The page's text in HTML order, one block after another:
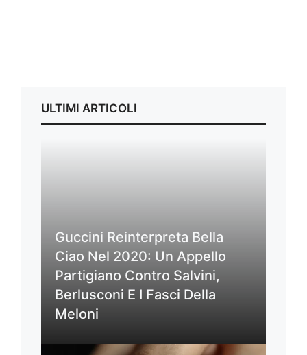
ULTIMI ARTICOLI
Guccini Reinterpreta Bella
Ciao Nel 2020: Un Appello
Partigiano Contro Salvini,
Berlusconi E I Fasci Della
Meloni